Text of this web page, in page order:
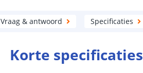
Vraag & antwoord Specificaties
Korte specificaties